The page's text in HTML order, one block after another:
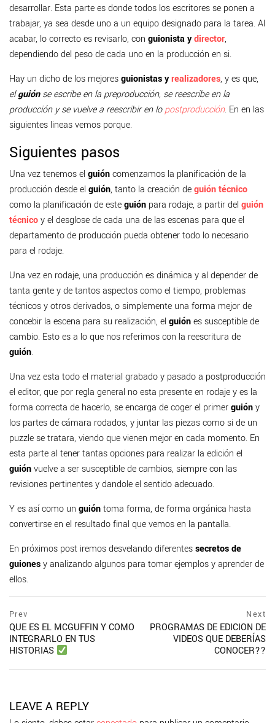
desarrollar. Esta parte es donde todos los escritores se ponen a
trabajar, ya sea desde uno a un equipo designado para la tarea. Al
acabar, lo correcto es revisarlo, con guionista ydirector,
dependiendo del peso de cada uno en la producción en si.
Hay un dicho de los mejoresguionistas yrealizadores, y es que,
elguiónse escribe en la preproducción, se reescribe en la
producción y se vuelve a reescribir en lopostproducción. En en las
siguientes lineas vemos porque.
Siguientes pasos
Una vez tenemos el guióncomenzamos la planificación de la
producción desde el guión, tanto la creación deguión técnico
como la planificación de esteguión para rodaje, a partir del guión
técnicoy el desglose de cada una de las escenas para que el
departamento de producción pueda obtener todo lo necesario
para el rodaje.
Una vez en rodaje, una producción es dinámica y al depender de
tanta gente y de tantos aspectos como el tiempo, problemas
técnicos y otros derivados, o simplemente una forma mejor de
concebir la escena para su realización, el guiónes susceptible de
cambio. Esto es a lo que nos referimos con la reescritura de
guión.
Una vez esta todo el material grabado y pasado a postproducción
el editor, que por regla general no esta presente en rodaje y es la
forma correcta de hacerlo, se encarga de coger el primerguióny
los partes de cámara rodados, y juntar las piezas como si de un
puzzle se tratara, viendo que vienen mejor en cada momento. En
esta parte al tener tantas opciones para realizar la edición el
guiónvuelve a ser susceptible de cambios, siempre con las
revisiones pertinentes y dandole el sentido adecuado.
Y es así como un guióntoma forma, de forma orgánica hasta
convertirse en el resultado final que vemos en la pantalla.
En próximos post iremos desvelando diferentessecretos de
guionesy analizando algunos para tomar ejemplos y aprender de
ellos.
Navegación
de
entradas
Prev
postPrevious
page
QUE ES EL MCGUFFIN Y COMO
INTEGRARLO EN TUS
HISTORIAS
Next
PROGRAMAS DE EDICION DE
VIDEOS QUE DEBERÍAS
CONOCER??
LEAVE A REPLY